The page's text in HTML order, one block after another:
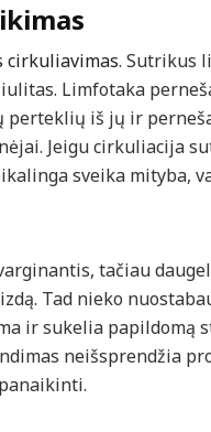
cirkuliavimas. Sutrikus
Limfotaka
iš jų ir
Jeigu cirkuliacija
sveika mityba,
tačiau
Tad nieko
ir sukelia papildomą
neišsprendžia